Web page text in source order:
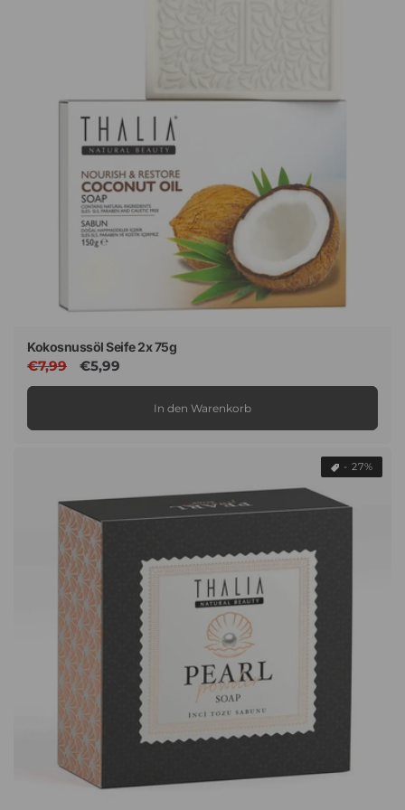
Kokosnussöl Seife 2x 75g
Normaler
Preis
€7,99 Verkaufspreis
€5,99
In den Warenkorb
- 27%